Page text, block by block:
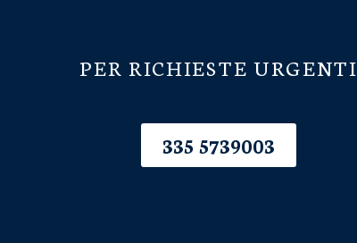
PER RICHIESTE URGENTI
335 5739003